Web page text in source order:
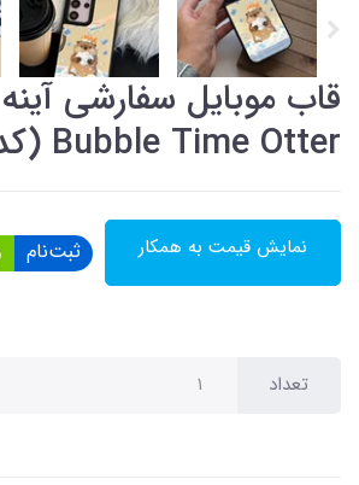
قاب موبایل سفارشی
Bubble Time Otter (کد 0521)
نمایش قیمت به همکار ثبت‌نام
تعداد